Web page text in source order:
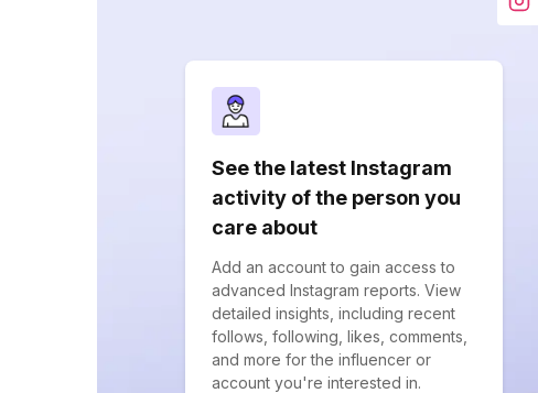
See the latest Instagram
activity of the person you
care about
Add an account to gain access to
advanced Instagram reports. View
detailed insights, including recent
follows, following, likes, comments,
and more for the influencer or
account you're interested in.